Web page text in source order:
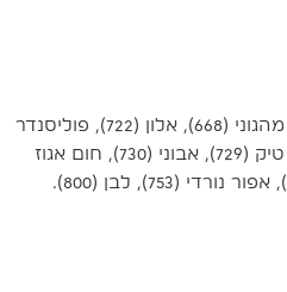
שקוף (900), ירוק אשוח (551), מהגוני (668), אלון (722), פוליסנדר
(725), ערמון (726), אורן (728), טיק (729), אבוני (730), חום אגוז